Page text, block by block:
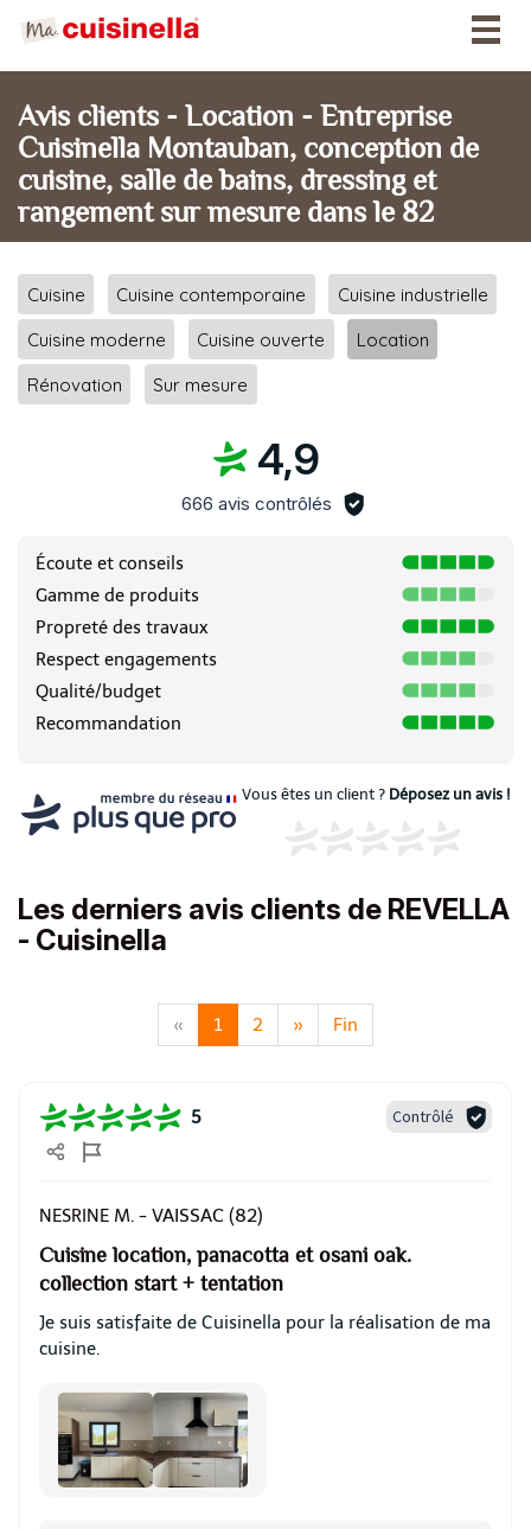
Avis clients - Location - Entreprise
Cuisinella Montauban, conception de
cuisine, salle de bains, dressing et
rangement sur mesure dans le 82
Cuisine Cuisine contemporaine
Cuisine industrielle
Cuisine moderne
Cuisine ouverte
Location
Rénovation
Sur mesure
4,9
666 avis contrôlés
Écoute et conseils
Gamme de produits
Propreté des travaux
Respect engagements
Qualité/budget
Recommandation
Vous êtes un client ? Déposez un avis !
Les derniers avis clients de REVELLA
- Cuisinella
« 1 2 » Fin
5 Contrôlé
NESRINE M. - VAISSAC (82)
Cuisine location, panacotta et osani oak.
collection start + tentation
Je suis satisfaite de Cuisinella pour la réalisation de ma
cuisine.